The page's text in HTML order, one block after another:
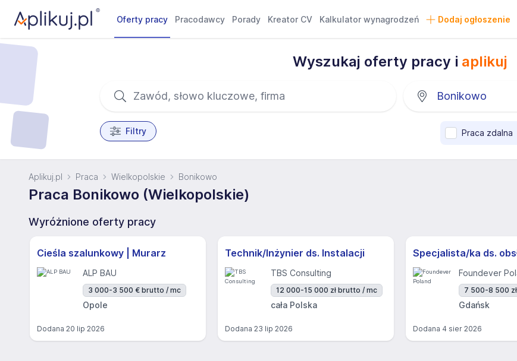
Oferty pracy Pracodawcy Porady Kreator CV Kalkulator wynagrodzeń Dodaj ogłoszenie
Wyszukaj oferty pracy i aplikuj
Filtry Praca zdalna
Aplikuj.pl Praca Wielkopolskie Bonikowo
Praca Bonikowo (Wielkopolskie)
Wyróżnione oferty pracy
Cieśla szalunkowy | Murarz
ALP BAU
3 000-3 500 € brutto / mc
Opole
Dodana 20 lip 2026
Technik/Inżynier ds. Instalacji
TBS Consulting
12 000-15 000 zł brutto / mc
cała Polska
Dodana 23 lip 2026
Foundever
7 500-8 500
Gdańsk
Dodana 4 sier 2026